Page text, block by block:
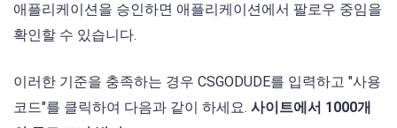
애플리케이션을 승인하면 애플리케이션에서 팔로우 중임을
확인할 수 있습니다.
이러한 기준을 충족하는 경우 CSGODUDE를 입력하고 "사용
코드"를 클릭하여 다음과 같이 하세요. 사이트에서 1000개